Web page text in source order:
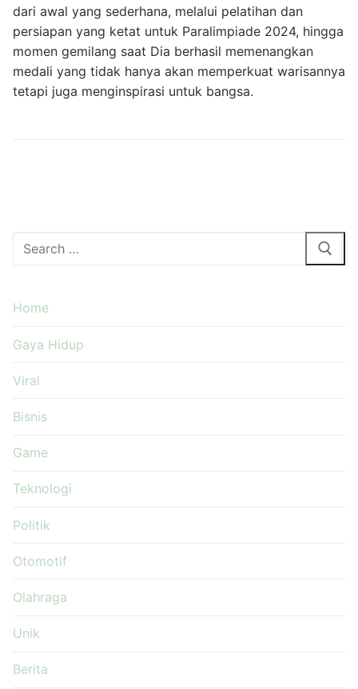
dari awal yang sederhana, melalui pelatihan dan
persiapan yang ketat untuk Paralimpiade 2024, hingga
momen gemilang saat Dia berhasil memenangkan
medali yang tidak hanya akan memperkuat warisannya
tetapi juga menginspirasi untuk bangsa.
Cari:
Home
Gaya Hidup
Viral
Bisnis
Game
Teknologi
Politik
Otomotif
Olahraga
Unik
Berita